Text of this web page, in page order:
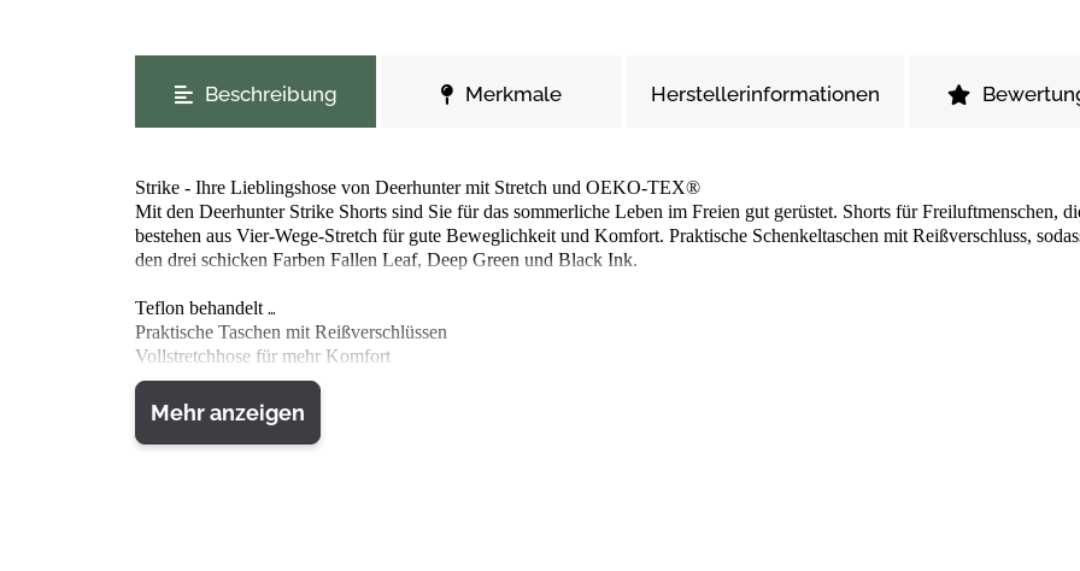
Beschreibung Merkmale Herstellerinformationen
Strike - Ihre Lieblingshose von Deerhunter mit Stretch und OEKO-TEX®
Mit den Deerhunter Strike Shorts sind Sie für das sommerliche Leben im Freien gut gerüstet. Shorts für Freiluftmenschen,
bestehen aus Vier-Wege-Stretch für gute Beweglichkeit und Komfort. Praktische Schenkeltaschen mit Reißverschluss,
den drei schicken Farben Fallen Leaf, Deep Green und Black Ink.
Teflon behandelt
Praktische Taschen mit Reißverschlüssen
Vollstretchhose für mehr Komfort
Material: Oberstoff: 57% Polyester/33% Baumwolle/10% Elasthan, 230 g/m²
4-Wege-Stretch
Mehr anzeigen